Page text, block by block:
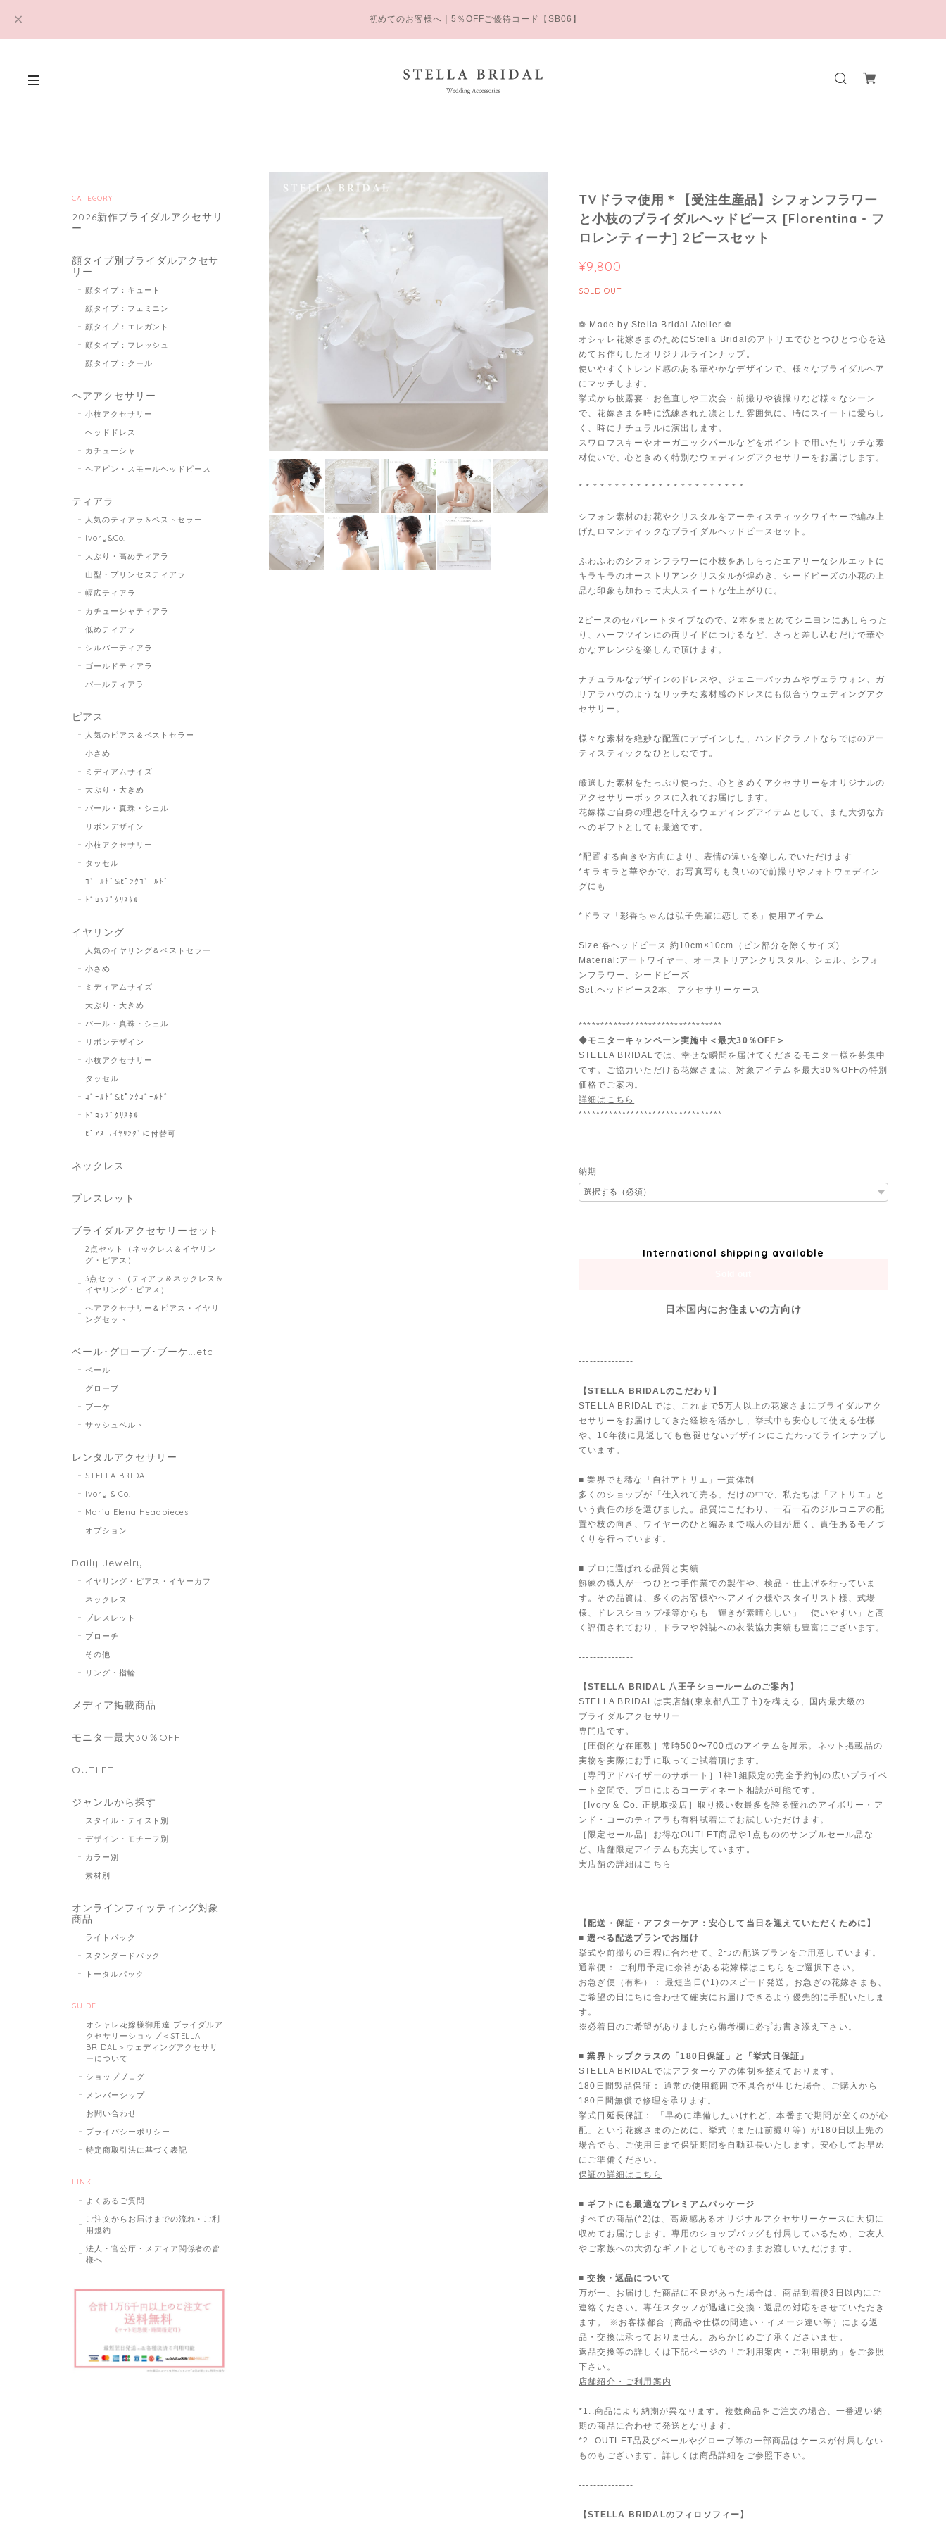
初めてのお客様へ｜5％OFFご優待コード【SB06】
TVドラマ使用＊【受注生産品】シフォンフラワー
と小枝のブライダルヘッドピース [Florentina - フ
ロレンティーナ] 2ピースセット
¥9,800
SOLD OUT
❁ Made by Stella Bridal Atelier ❁
オシャレ花嫁さまのためにStella Bridalのアトリエでひとつひとつ心を込
めてお作りしたオリジナルラインナップ。
使いやすくトレンド感のある華やかなデザインで、様々なブライダルヘア
にマッチします。
挙式から披露宴・お色直しや二次会・前撮りや後撮りなど様々なシーン
で、花嫁さまを時に洗練された凛とした雰囲気に、時にスイートに愛らし
く、時にナチュラルに演出します。
スワロフスキーやオーガニックパールなどをポイントで用いたリッチな素
材使いで、心ときめく特別なウェディングアクセサリーをお届けします。
* * * * * * * * * * * * * * * * * * * * * * *
シフォン素材のお花やクリスタルをアーティスティックワイヤーで編み上
げたロマンティックなブライダルヘッドピースセット。
ふわふわのシフォンフラワーに小枝をあしらったエアリーなシルエットに
キラキラのオーストリアンクリスタルが煌めき、シードビーズの小花の上
品な印象も加わって大人スイートな仕上がりに。
2ピースのセパレートタイプなので、2本をまとめてシニヨンにあしらった
り、ハーフツインにの両サイドにつけるなど、さっと差し込むだけで華や
かなアレンジを楽しんで頂けます。
ナチュラルなデザインのドレスや、ジェニーパッカムやヴェラウォン、ガ
リアラハヴのようなリッチな素材感のドレスにも似合うウェディングアク
セサリー。
様々な素材を絶妙な配置にデザインした、ハンドクラフトならではのアー
ティスティックなひとしなです。
厳選した素材をたっぷり使った、心ときめくアクセサリーをオリジナルの
アクセサリーボックスに入れてお届けします。
花嫁様ご自身の理想を叶えるウェディングアイテムとして、また大切な方
へのギフトとしても最適です。
*配置する向きや方向により、表情の違いを楽しんでいただけます
*キラキラと華やかで、お写真写りも良いので前撮りやフォトウェディン
グにも
*ドラマ「彩香ちゃんは弘子先輩に恋してる」使用アイテム
Size:各ヘッドピース 約10cm×10cm（ピン部分を除くサイズ)
Material:アートワイヤー、オーストリアンクリスタル、シェル、シフォ
ンフラワー、シードビーズ
Set:ヘッドピース2本、アクセサリーケース
*********************************
◆モニターキャンペーン実施中＜最大30％OFF＞
STELLA BRIDALでは、幸せな瞬間を届けてくださるモニター様を募集中
です。ご協力いただける花嫁さまは、対象アイテムを最大30％OFFの特別
価格でご案内。
詳細はこちら
*********************************
納期
International shipping available
日本国内にお住まいの方向け
---------------
【STELLA BRIDALのこだわり】
STELLA BRIDALでは、これまで5万人以上の花嫁さまにブライダルアク
セサリーをお届けしてきた経験を活かし、挙式中も安心して使える仕様
や、10年後に見返しても色褪せないデザインにこだわってラインナップし
ています。
■ 業界でも稀な「自社アトリエ」一貫体制
多くのショップが「仕入れて売る」だけの中で、私たちは「アトリエ」と
いう責任の形を選びました。品質にこだわり、一石一石のジルコニアの配
置や枝の向き、ワイヤーのひと編みまで職人の目が届く、責任あるモノづ
くりを行っています。
■ プロに選ばれる品質と実績
熟練の職人が一つひとつ手作業での製作や、検品・仕上げを行っていま
す。その品質は、多くのお客様やヘアメイク様やスタイリスト様、式場
様、ドレスショップ様等からも「輝きが素晴らしい」「使いやすい」と高
く評価されており、ドラマや雑誌への衣装協力実績も豊富にございます。
---------------
【STELLA BRIDAL 八王子ショールームのご案内】
STELLA BRIDALは実店舗(東京都八王子市)を構える、国内最大級の
ブライダルアクセサリー
専門店です。
［圧倒的な在庫数］常時500〜700点のアイテムを展示。ネット掲載品の
実物を実際にお手に取ってご試着頂けます。
［専門アドバイザーのサポート］1枠1組限定の完全予約制の広いプライベ
ート空間で、プロによるコーディネート相談が可能です。
［Ivory & Co. 正規取扱店］取り扱い数最多を誇る憧れのアイボリー・ア
ンド・コーのティアラも有料試着にてお試しいただけます。
［限定セール品］お得なOUTLET商品や1点もののサンプルセール品な
ど、店舗限定アイテムも充実しています。
実店舗の詳細はこちら
---------------
【配送・保証・アフターケア：安心して当日を迎えていただくために】
■ 選べる配送プランでお届け
挙式や前撮りの日程に合わせて、2つの配送プランをご用意しています。
通常便： ご利用予定に余裕がある花嫁様はこちらをご選択下さい。
お急ぎ便（有料）： 最短当日(*1)のスピード発送。お急ぎの花嫁さまも、
ご希望の日にちに合わせて確実にお届けできるよう優先的に手配いたしま
す。
※必着日のご希望がありましたら備考欄に必ずお書き添え下さい。
■ 業界トップクラスの「180日保証」と「挙式日保証」
STELLA BRIDALではアフターケアの体制を整えております。
180日間製品保証： 通常の使用範囲で不具合が生じた場合、ご購入から
180日間無償で修理を承ります。
挙式日延長保証： 「早めに準備したいけれど、本番まで期間が空くのが心
配」という花嫁さまのために、挙式（または前撮り等）が180日以上先の
場合でも、ご使用日まで保証期間を自動延長いたします。安心してお早め
にご準備ください。
保証の詳細はこちら
■ ギフトにも最適なプレミアムパッケージ
すべての商品(*2)は、高級感あるオリジナルアクセサリーケースに大切に
収めてお届けします。専用のショップバッグも付属しているため、ご友人
やご家族への大切なギフトとしてもそのままお渡しいただけます。
■ 交換・返品について
万が一、お届けした商品に不良があった場合は、商品到着後3日以内にご
連絡ください。専任スタッフが迅速に交換・返品の対応をさせていただき
ます。 ※お客様都合（商品や仕様の間違い・イメージ違い等）による返
品・交換は承っておりません。あらかじめご了承くださいませ。
返品交換等の詳しくは下記ページの「ご利用案内・ご利用規約」をご参照
下さい。
店舗紹介・ご利用案内
*1..商品により納期が異なります。複数商品をご注文の場合、一番遅い納
期の商品に合わせて発送となります。
*2..OUTLET品及びベールやグローブ等の一部商品はケースが付属しない
ものもございます。詳しくは商品詳細をご参照下さい。
---------------
【STELLA BRIDALのフィロソフィー】
CATEGORY
2026新作ブライダルアクセサリ
ー
顔タイプ別ブライダルアクセサ
リー
顔タイプ：キュート
顔タイプ：フェミニン
顔タイプ：エレガント
顔タイプ：フレッシュ
顔タイプ：クール
ヘアアクセサリー
小枝アクセサリー
ヘッドドレス
カチューシャ
ヘアピン・スモールヘッドピース
ティアラ
人気のティアラ＆ベストセラー
Ivory&Co.
大ぶり・高めティアラ
山型・プリンセスティアラ
幅広ティアラ
カチューシャティアラ
低めティアラ
シルバーティアラ
ゴールドティアラ
パールティアラ
ピアス
人気のピアス＆ベストセラー
小さめ
ミディアムサイズ
大ぶり・大きめ
パール・真珠・シェル
リボンデザイン
小枝アクセサリー
タッセル
ｺﾞｰﾙﾄﾞ&ﾋﾟﾝｸｺﾞｰﾙﾄﾞ
ﾄﾞﾛｯﾌﾟｸﾘｽﾀﾙ
イヤリング
人気のイヤリング＆ベストセラー
小さめ
ミディアムサイズ
大ぶり・大きめ
パール・真珠・シェル
リボンデザイン
小枝アクセサリー
タッセル
ｺﾞｰﾙﾄﾞ&ﾋﾟﾝｸｺﾞｰﾙﾄﾞ
ﾄﾞﾛｯﾌﾟｸﾘｽﾀﾙ
ﾋﾟｱｽ→ｲﾔﾘﾝｸﾞに付替可
ネックレス
ブレスレット
ブライダルアクセサリーセット
2点セット（ネックレス＆イヤリン
グ・ピアス）
3点セット（ティアラ＆ネックレス＆
イヤリング・ピアス）
ヘアアクセサリー＆ピアス・イヤリ
ングセット
ベール･グローブ･ブーケ...etc
ベール
グローブ
ブーケ
サッシュベルト
レンタルアクセサリー
STELLA BRIDAL
Ivory & Co.
Maria Elena Headpieces
オプション
Daily Jewelry
イヤリング・ピアス・イヤーカフ
ネックレス
ブレスレット
ブローチ
その他
リング・指輪
メディア掲載商品
モニター最大30％OFF
OUTLET
ジャンルから探す
スタイル・テイスト別
デザイン・モチーフ別
カラー別
素材別
オンラインフィッティング対象
商品
ライトパック
スタンダードパック
トータルパック
GUIDE
オシャレ花嫁様御用達 ブライダルア
クセサリーショップ＜STELLA
BRIDAL＞ウェディングアクセサリ
ーについて
ショップブログ
メンバーシップ
お問い合わせ
プライバシーポリシー
特定商取引法に基づく表記
LINK
よくあるご質問
ご注文からお届けまでの流れ・ご利
用規約
法人・官公庁・メディア関係者の皆
様へ